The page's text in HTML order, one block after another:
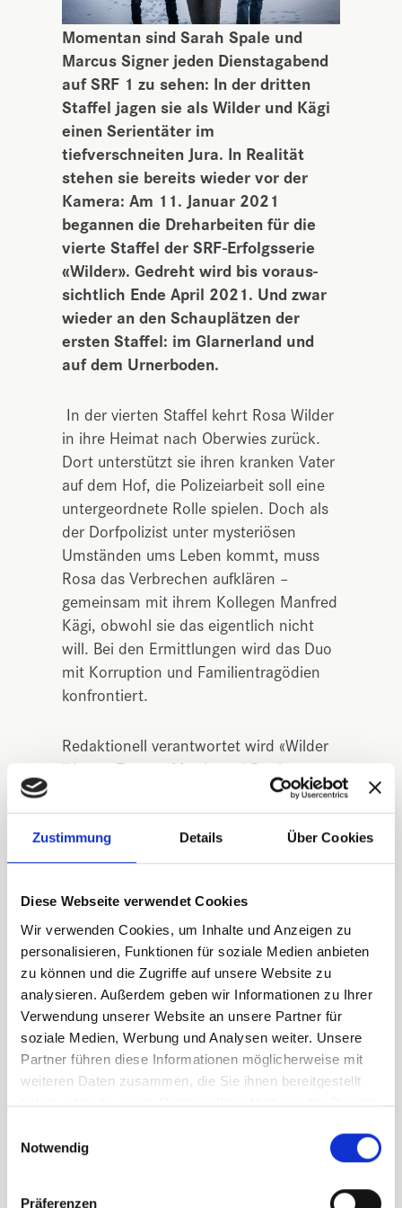
Zustimmung Details Über Cookies
Diese Webseite verwendet Cookies
Wir verwenden Cookies, um Inhalte und Anzeigen zu
personalisieren, Funktionen für soziale Medien anbieten
zu können und die Zugriffe auf unsere Website zu
analysieren. Außerdem geben wir Informationen zu Ihrer
Verwendung unserer Website an unsere Partner für
soziale Medien, Werbung und Analysen weiter. Unsere
Partner führen diese Informationen möglicherweise mit
weiteren Daten zusammen, die Sie ihnen bereitgestellt
haben oder die sie im Rahmen Ihrer Nutzung der Dienste
Notwendig
Präferenzen
Momentan sind Sarah Spale und
Marcus Signer jeden Dienstagabend
auf SRF 1 zu sehen: In der dritten
Staffel jagen sie als Wilder und Kägi
einen Serientäter im
tiefverschneiten Jura. In Realität
stehen sie bereits wieder vor der
Kamera: Am 11. Januar 2021
begannen die Dreharbeiten für die
vierte Staffel der SRF-Erfolgsserie
«Wilder». Gedreht wird bis voraus-
sichtlich Ende April 2021. Und zwar
wieder an den Schauplätzen der
ersten Staffel: im Glarnerland und
auf dem Urnerboden.
In der vierten Staffel kehrt Rosa Wilder
in ihre Heimat nach Oberwies zurück.
Dort unterstützt sie ihren kranken Vater
auf dem Hof, die Polizeiarbeit soll eine
untergeordnete Rolle spielen. Doch als
der Dorfpolizist unter mysteriösen
Umständen ums Leben kommt, muss
Rosa das Verbrechen aufklären –
gemeinsam mit ihrem Kollegen Manfred
Kägi, obwohl sie das eigentlich nicht
will. Bei den Ermittlungen wird das Duo
mit Korruption und Familientragödien
konfrontiert.
Redaktionell verantwortet wird «Wilder
IV» von Tamara Mattle und Bettina
Alber. Als Produzenten fungieren Beat
Lenherr, Panimage, und Peter
Reichenbach, C-Films AG. Headwriter
Béla Batthyany zeichnet mit seinem
Gerber, Roberto Martinez, Tamara
Lardori und Andreas Stadler für die
Drehbücher verantwortlich. Für die
Regie konnte Claudio Fäh gewonnen
werden, der sich mit diversen
Hollywood-Produktionen (unter
anderem «Northmen – A Viking Saga»)
einen Namen gemacht hat. Um Claudio
Fäh setzt das bewährte Team um Tobias
(Ausstattung) und Rudolf Jost (Kostüme)
eine erfolgreiche Zusammenarbeit fort.